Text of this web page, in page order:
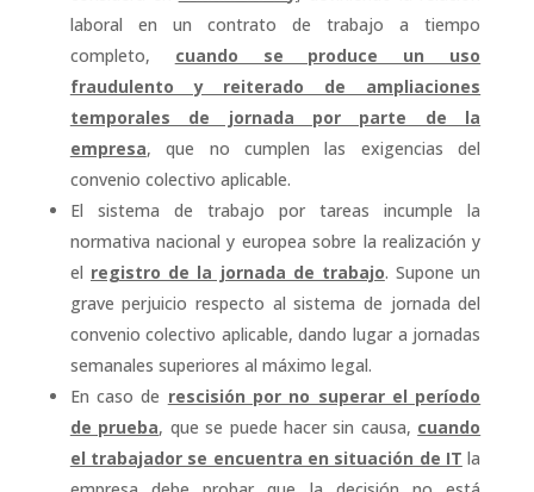
laboral en un contrato de trabajo a tiempo
completo, cuando se produce un uso
fraudulento y reiterado de ampliaciones
temporales de jornada por parte de la
empresa, que no cumplen las exigencias del
convenio colectivo aplicable.
El sistema de trabajo por tareas incumple la
normativa nacional y europea sobre la realización y
el registro de la jornada de trabajo. Supone un
grave perjuicio respecto al sistema de jornada del
convenio colectivo aplicable, dando lugar a jornadas
semanales superiores al máximo legal.
En caso de rescisión por no superar el período
de prueba, que se puede hacer sin causa, cuando
el trabajador se encuentra en situación de IT la